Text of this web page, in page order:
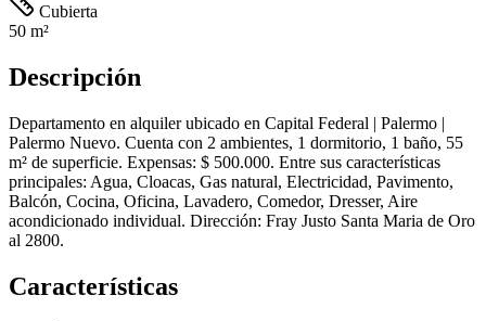
Cubierta
50 m²
Descripción
Departamento en alquiler ubicado en Capital Federal | Palermo |
Palermo Nuevo. Cuenta con 2 ambientes, 1 dormitorio, 1 baño, 55
m² de superficie. Expensas: $ 500.000. Entre sus características
principales: Agua, Cloacas, Gas natural, Electricidad, Pavimento,
Balcón, Cocina, Oficina, Lavadero, Comedor, Dresser, Aire
acondicionado individual. Dirección: Fray Justo Santa Maria de Oro
al 2800.
Características